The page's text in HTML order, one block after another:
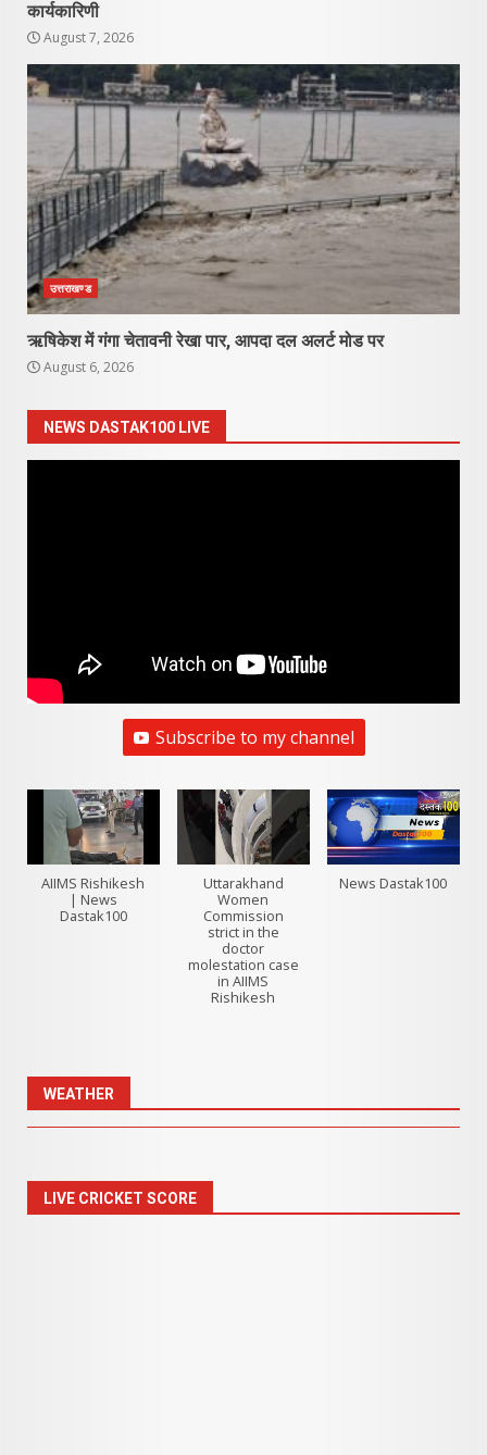
कार्यकारिणी
August 7, 2026
उत्तराखण्ड
ऋषिकेश में गंगा चेतावनी रेखा पार, आपदा दल अलर्ट मोड पर
August 6, 2026
NEWS DASTAK100 LIVE
Subscribe to my channel
AIIMS Rishikesh
| News
Dastak100
Uttarakhand
Women
Commission
strict in the
doctor
molestation case
in AIIMS
Rishikesh
News Dastak100
WEATHER
LIVE CRICKET SCORE